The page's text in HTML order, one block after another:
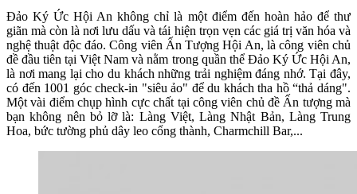
Đảo Ký Ức Hội An không chỉ là một điểm đến hoàn hảo để thư
giãn mà còn là nơi lưu dấu và tái hiện trọn vẹn các giá trị văn hóa và
nghệ thuật độc đáo. Công viên Ấn Tượng Hội An, là công viên chủ
đề đầu tiên tại Việt Nam và nằm trong quần thể Đảo Ký Ức Hội An,
là nơi mang lại cho du khách những trải nghiệm đáng nhớ. Tại đây,
có đến 1001 góc check-in "siêu ảo" để du khách tha hồ “thả dáng".
Một vài điểm chụp hình cực chất tại công viên chủ đề Ấn tượng mà
bạn không nên bỏ lỡ là: Làng Việt, Làng Nhật Bản, Làng Trung
Hoa, bức tường phủ dây leo cổng thành, Charmchill Bar,...